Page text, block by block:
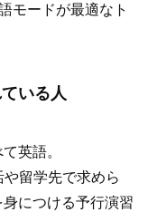
モードが最適なト
いる人
英語。
留学先で求めら
につける予行演習